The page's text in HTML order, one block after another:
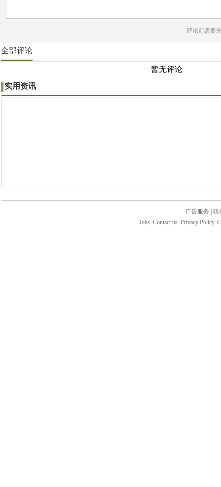
评论前需要
全部评论
暂无评论
实用资讯
广告服务
联
Jobs. Contact us. Privacy Policy.